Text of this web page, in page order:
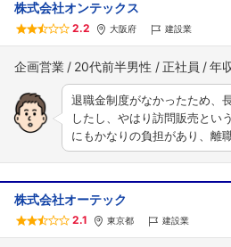
株式会社オンテックス
2.2 大阪府 建設業
企画営業 20代前半男性 正社員 年
退職金制度がなかったため、
したし、やはり訪問販売とい
にもかなりの負担があり、離
株式会社オーテック
2.1 東京都 建設業